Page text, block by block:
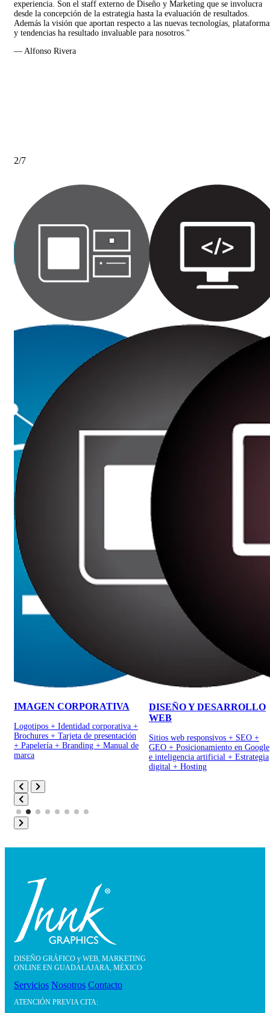
experiencia. Son el staff externo de Diseño y Marketing que se involucra
desde la concepción de la estrategia hasta la evaluación de resultados.
Además la visión que aportan respecto a las nuevas tecnologías,
y tendencias ha resultado invaluable para nosotros."
— Alfonso Rivera
2/7
IMAGEN CORPORATIVA
Logotipos + Identidad corporativa +
Brochures + Tarjeta de presentación
+ Papelería + Branding + Manual de
marca
DISEÑO Y DESARROLLO
WEB
Sitios web responsivos + SEO +
GEO + Posicionamiento en Google
e inteligencia artificial + Estrategia
digital + Hosting
DISEÑO GRÁFICO y WEB, MARKETING
ONLINE EN GUADALAJARA, MÉXICO
Servicios Nosotros Contacto
ATENCIÓN PREVIA CITA: